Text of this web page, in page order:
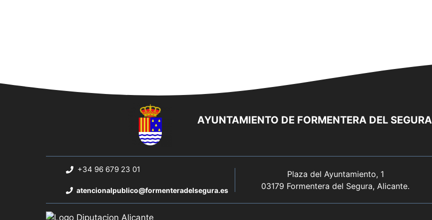
AYUNTAMIENTO DE FORMENTERA DEL SEGURA
+34 96 679 23 01
atencionalpublico@formenteradelsegura.es
Plaza del Ayuntamiento, 1
03179 Formentera del Segura, Alicante.